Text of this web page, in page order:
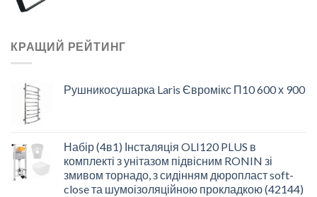
КРАЩИЙ РЕЙТИНГ
Рушникосушарка Laris Євромікс П10 600 х 900
Набір (4в1) Інсталяція OLI120 PLUS в
комплекті з унітазом підвісним RONIN зі
змивом торнадо, з сидінням дюропласт soft-
close та шумоізоляційною прокладкою (42144)